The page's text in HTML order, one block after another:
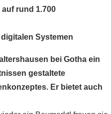
rund 1.700
Systemen
bei Gotha ein
gestaltete
Er bietet auch